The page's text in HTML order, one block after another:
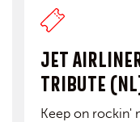
JET
TRIBUTE
Keep on rockin'